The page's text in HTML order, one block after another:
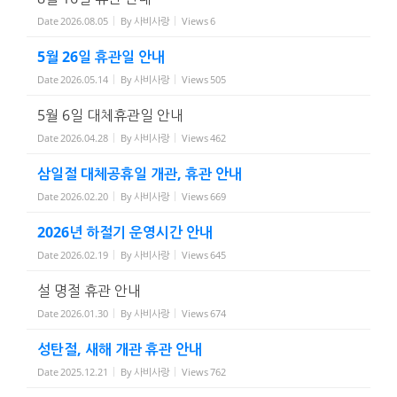
Date2026.08.05 By사비사랑 Views6
5월 26일 휴관일 안내
Date2026.05.14 By사비사랑 Views 505
5월 6일 대체휴관일 안내
Date2026.04.28 By사비사랑 Views462
삼일절 대체공휴일 개관, 휴관 안내
Date2026.02.20 By사비사랑 Views669
2026년 하절기 운영시간 안내
Date2026.02.19 By사비사랑 Views645
설 명절 휴관 안내
Date2026.01.30 By사비사랑 Views674
성탄절, 새해 개관 휴관 안내
Date2025.12.21 By사비사랑 Views762